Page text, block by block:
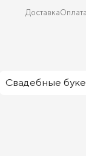
ДоставкаОплата
Свадебные